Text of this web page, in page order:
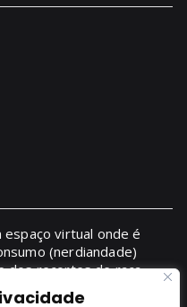
virtual onde é
(nerdiandade)
dos recortes de raça,